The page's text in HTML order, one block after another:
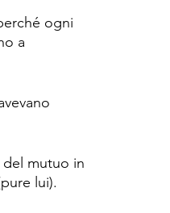
ogni
a
del mutuo in
lui).